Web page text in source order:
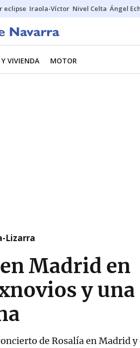
eclipse Iraola-Víctor Nivel Celta Ángel
VIVIENDA MOTOR
Lizarra
Madrid en
y una
de Rosalía en Madrid